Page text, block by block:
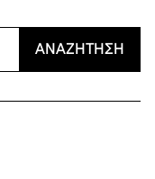
ΑΝΑΖΉΤΗΣΗ